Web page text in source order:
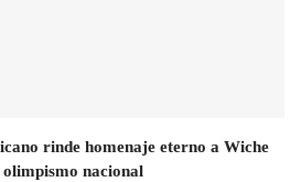
rinde homenaje eterno a Wiche
nacional